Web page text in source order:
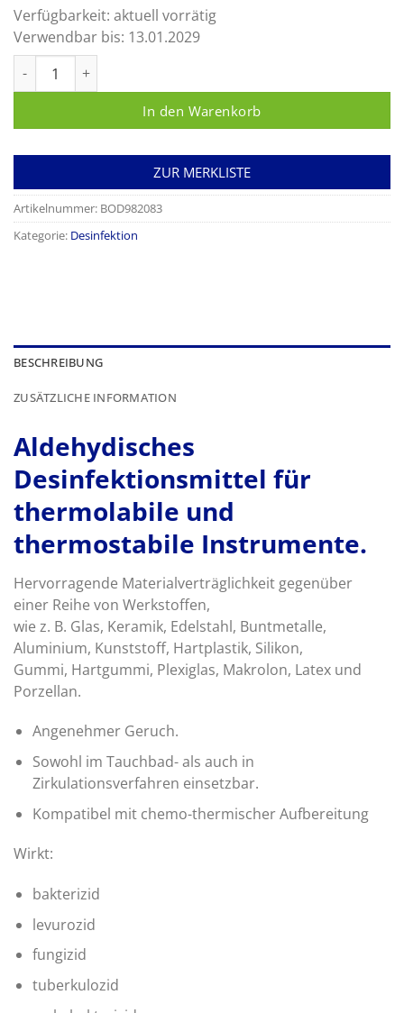
Verfügbarkeit: aktuell vorrätig
Verwendbar bis: 13.01.2029
In den Warenkorb
ZUR MERKLISTE
Artikelnummer: BOD982083
Kategorie: Desinfektion
BESCHREIBUNG
ZUSÄTZLICHE INFORMATION
Aldehydisches
Desinfektionsmittel für
thermolabile und
thermostabile Instrumente.
Hervorragende Materialverträglichkeit gegenüber
einer Reihe von Werkstoffen,
wie z. B. Glas, Keramik, Edelstahl, Buntmetalle,
Aluminium, Kunststoff, Hartplastik, Silikon,
Gummi, Hartgummi, Plexiglas, Makrolon, Latex und
Porzellan.
Angenehmer Geruch.
Sowohl im Tauchbad- als auch in
Zirkulationsverfahren einsetzbar.
Kompatibel mit chemo-thermischer Aufbereitung
Wirkt:
bakterizid
levurozid
fungizid
tuberkulozid